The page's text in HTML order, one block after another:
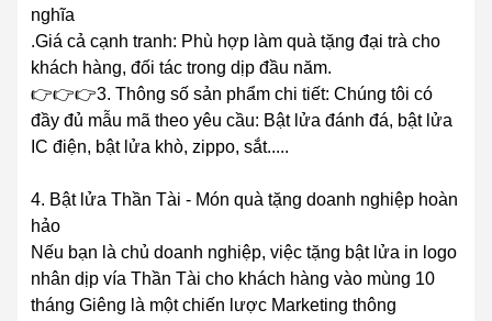
nghĩa
.Giá cả cạnh tranh: Phù hợp làm quà tặng đại trà cho
khách hàng, đối tác trong dịp đầu năm.
👉👉👉3. Thông số sản phẩm chi tiết: Chúng tôi có
đầy đủ mẫu mã theo yêu cầu: Bật lửa đánh đá, bật lửa
IC điện, bật lửa khò, zippo, sắt.....
4. Bật lửa Thần Tài - Món quà tặng doanh nghiệp hoàn
hảo
Nếu bạn là chủ doanh nghiệp, việc tặng bật lửa in logo
nhân dịp vía Thần Tài cho khách hàng vào mùng 10
tháng Giêng là một chiến lược Marketing thông